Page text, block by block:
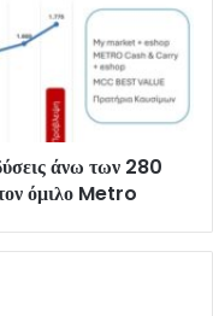
άνω των 280
όμιλο Metro